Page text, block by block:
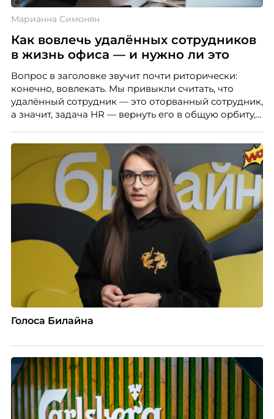
Марианна Симонян
Как вовлечь удалённых сотрудников
в жизнь офиса — и нужно ли это
Вопрос в заголовке звучит почти риторически:
конечно, вовлекать. Мы привыкли считать, что
удалённый сотрудник — это оторванный сотрудник,
а значит, задача HR — вернуть его в общую орбиту,
вовлечения, стоит остановиться на неудобном
факте: данные говорят ровно обратное тому, что
подсказывает интуиция. Автор свежего выпуска
Марианна Симонян — HR Tech лидер, эксперт по
People Analytics, приглашённый лектор НИУ ВШЭ и
МИФИ, автор книги «Дао женской карьеры».
Голоса Билайна